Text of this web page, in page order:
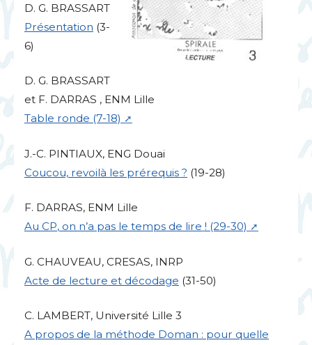
D. G. BRASSART
Présentation (3-
6)
D. G. BRASSART
et F. DARRAS , ENM Lille
Table ronde (7-18)
J.-C. PINTIAUX, ENG Douai
Coucou, revoilà les prérequis ? (19-28)
F. DARRAS, ENM Lille
Au CP, on n’a pas le temps de lire ! (29-30)
G. CHAUVEAU, CRESAS, INRP
Acte de lecture et décodage (31-50)
C. LAMBERT, Université Lille 3
A propos de la méthode Doman : pour quelle